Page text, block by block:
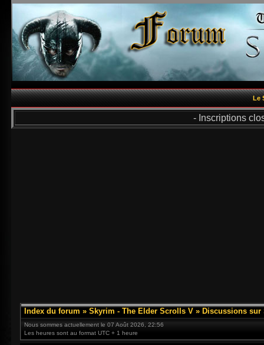
Le
- Inscriptions
Index du forum » Skyrim - The Elder Scrolls V » Discussions sur
Nous sommes actuellement le 07 Août 2026, 22:56
Les heures sont au format UTC + 1 heure